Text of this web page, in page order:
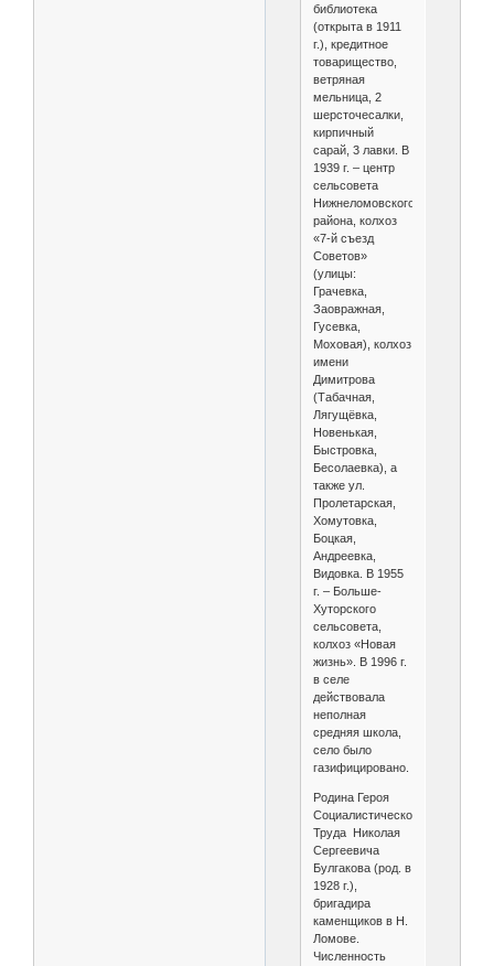
библиотека
(открыта в 1911
г.), кредитное
товарищество,
ветряная
мельница, 2
шерсточесалки,
кирпичный
сарай, 3 лавки. В
1939 г. – центр
сельсовета
Нижнеломовского
района, колхоз
«7-й съезд
Советов»
(улицы:
Грачевка,
Заовражная,
Гусевка,
Моховая), колхоз
имени
Димитрова
(Табачная,
Лягущёвка,
Новенькая,
Быстровка,
Бесолаевка), а
также ул.
Пролетарская,
Хомутовка,
Боцкая,
Андреевка,
Видовка. В 1955
г. – Больше-
Хуторского
сельсовета,
колхоз «Новая
жизнь». В 1996 г.
в селе
действовала
неполная
средняя школа,
село было
газифицировано.
Родина Героя
Социалистического
Труда Николая
Сергеевича
Булгакова (род. в
1928 г.),
бригадира
каменщиков в Н.
Ломове.
Численность